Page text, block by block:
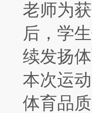
老师为
后，学
续发扬
本次运
体育品